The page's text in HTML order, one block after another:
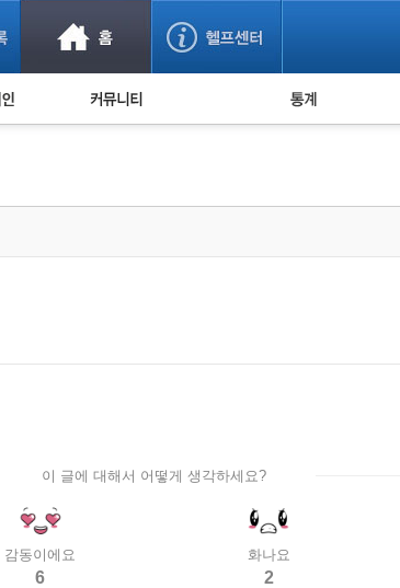
사기 예방했어요! 누적 피해사례 통계
이 글에 대해서 어떻게 생각하세요?
감동이에요
6
화나요
2